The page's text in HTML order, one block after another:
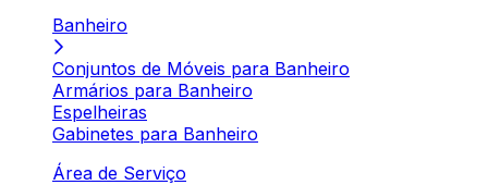
Banheiro
Conjuntos de Móveis para Banheiro
Armários para Banheiro
Espelheiras
Gabinetes para Banheiro
Área de Serviço